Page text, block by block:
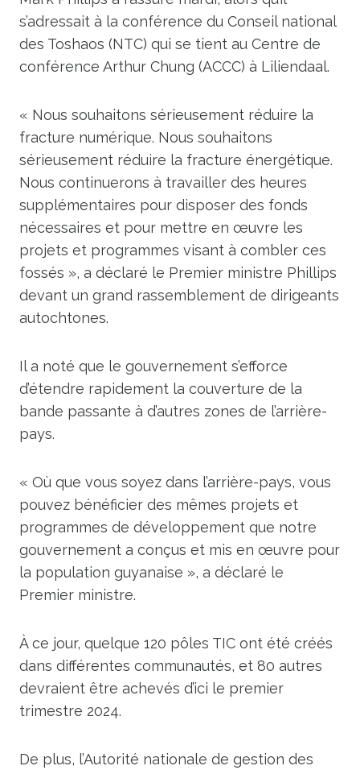
s’adressait à la conférence du Conseil national
des Toshaos (NTC) qui se tient au Centre de
conférence Arthur Chung (ACCC) à Liliendaal.
« Nous souhaitons sérieusement réduire la
fracture numérique. Nous souhaitons
sérieusement réduire la fracture énergétique.
Nous continuerons à travailler des heures
supplémentaires pour disposer des fonds
nécessaires et pour mettre en œuvre les
projets et programmes visant à combler ces
fossés », a déclaré le Premier ministre Phillips
devant un grand rassemblement de dirigeants
autochtones.
Il a noté que le gouvernement s’efforce
d’étendre rapidement la couverture de la
bande passante à d’autres zones de l’arrière-
pays.
« Où que vous soyez dans l’arrière-pays, vous
pouvez bénéficier des mêmes projets et
programmes de développement que notre
gouvernement a conçus et mis en œuvre pour
la population guyanaise », a déclaré le
Premier ministre.
À ce jour, quelque 120 pôles TIC ont été créés
dans différentes communautés, et 80 autres
devraient être achevés d’ici le premier
trimestre 2024.
De plus, l’Autorité nationale de gestion des